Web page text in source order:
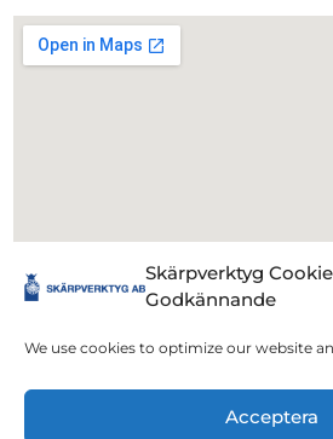
Skärpverktyg Cookie
Godkännande
We use cookies to optimize our website
Acceptera
Följ oss på Sociala Medier
förbehålls | I samarbete med